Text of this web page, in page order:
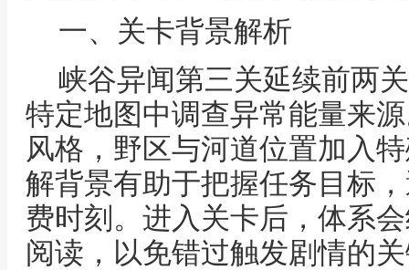
一、关卡背景解析
峡谷异闻第三关延续前两
特定地图中调查异常能量来
风格，野区与河道位置加入
解背景有助于把握任务目标
费时刻。进入关卡后，体系
阅读，以免错过触发剧情的